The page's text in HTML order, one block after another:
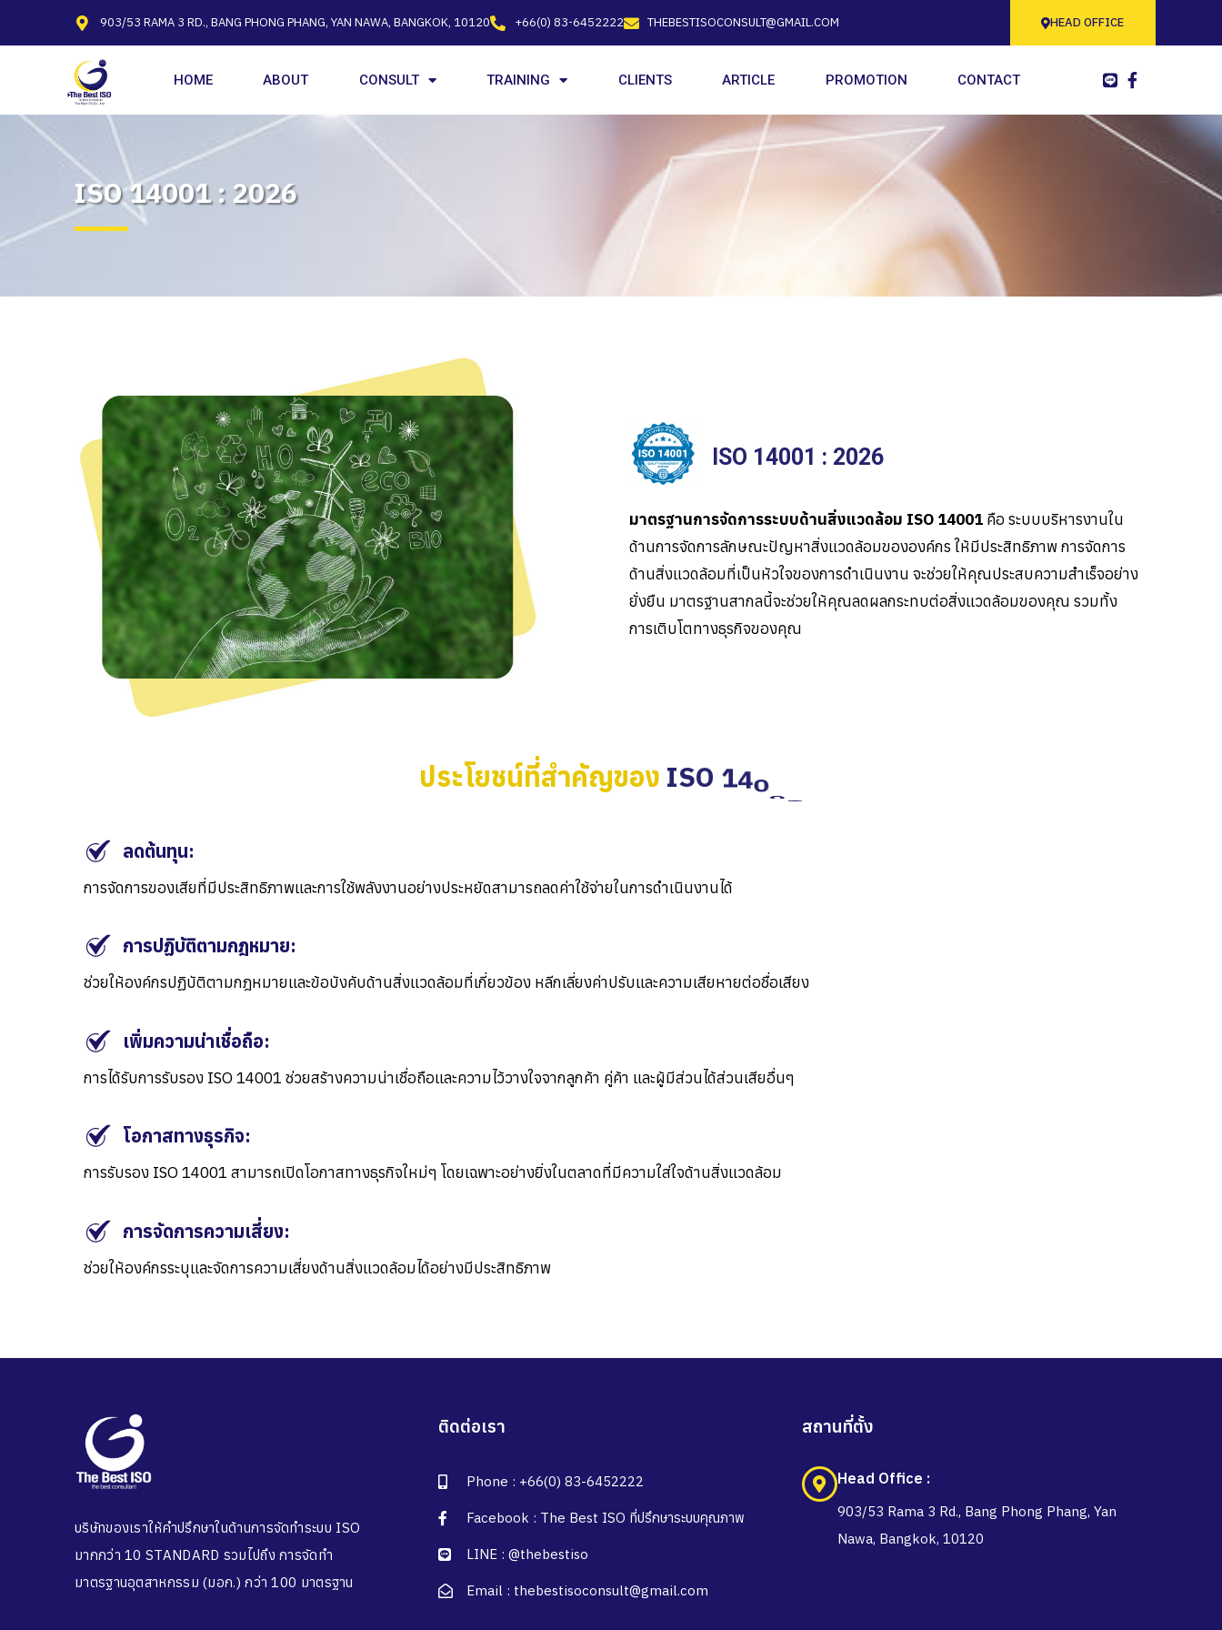
903/53 RAMA 3 RD., BANG PHONG PHANG, YAN NAWA, BANGKOK, 10120 +66(0) 83-6452222 THEBESTISOCONSULT@GMAIL.COM HEAD OFFICE
HOME ABOUT CONSULT TRAINING CLIENTS ARTICLE PROMOTION CONTACT
ISO 14001 : 2026
ISO 14001 : 2026
มาตรฐานการจัดการระบบด้านสิ่งแวดล้อม ISO 14001 คือ ระบบบริหารงานใน
ด้านการจัดการลักษณะปัญหาสิ่งแวดล้อมขององค์กร ให้มีประสิทธิภาพ การจัดการ
ด้านสิ่งแวดล้อมที่เป็นหัวใจของการดำเนินงาน จะช่วยให้คุณประสบความสำเร็จอย่าง
ยั่งยืน มาตรฐานสากลนี้จะช่วยให้คุณลดผลกระทบต่อสิ่งแวดล้อมของคุณ รวมทั้ง
การเติบโตทางธุรกิจของคุณ
ประโยชน์ที่สำคัญของ ISO 140
ลดต้นทุน:
การจัดการของเสียที่มีประสิทธิภาพและการใช้พลังงานอย่างประหยัดสามารถลดค่าใช้จ่ายในการดำเนินงานได้
การปฏิบัติตามกฎหมาย:
ช่วยให้องค์กรปฏิบัติตามกฎหมายและข้อบังคับด้านสิ่งแวดล้อมที่เกี่ยวข้อง หลีกเลี่ยงค่าปรับและความเสียหายต่อชื่อเสียง
เพิ่มความน่าเชื่อถือ:
การได้รับการรับรอง ISO 14001 ช่วยสร้างความน่าเชื่อถือและความไว้วางใจจากลูกค้า คู่ค้า และผู้มีส่วนได้ส่วนเสียอื่นๆ
โอกาสทางธุรกิจ:
การรับรอง ISO 14001 สามารถเปิดโอกาสทางธุรกิจใหม่ๆ โดยเฉพาะอย่างยิ่งในตลาดที่มีความใส่ใจด้านสิ่งแวดล้อม
การจัดการความเสี่ยง:
ช่วยให้องค์กรระบุและจัดการความเสี่ยงด้านสิ่งแวดล้อมได้อย่างมีประสิทธิภาพ
บริษัทของเราให้คำปรึกษาในด้านการจัดทำระบบ ISO
มากกว่า 10 STANDARD รวมไปถึง การจัดทำ
มาตรฐานอุตสาหกรรม (มอก.) กว่า 100 มาตรฐาน
ติดต่อเรา
Phone : +66(0) 83-6452222
Facebook : The Best ISO ที่ปรึกษาระบบคุณภาพ
LINE : @thebestiso
Email : thebestisoconsult@gmail.com
สถานที่ตั้ง
Head Office :
903/53 Rama 3 Rd., Bang Phong Phang, Yan
Nawa, Bangkok, 10120